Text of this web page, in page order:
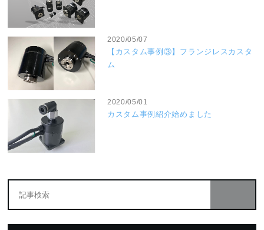
2020/05/07
【カスタム事例③】フランジレスカスタ
ム
2020/05/01
カスタム事例紹介始めました